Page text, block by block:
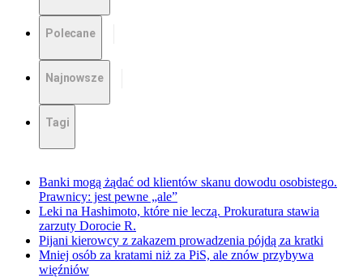
Polecane
Najnowsze
Tagi
Banki mogą żądać od klientów skanu dowodu osobistego.
Prawnicy: jest pewne „ale”
Leki na Hashimoto, które nie leczą. Prokuratura stawia
zarzuty Dorocie R.
Pijani kierowcy z zakazem prowadzenia pójdą za kratki
Mniej osób za kratami niż za PiS, ale znów przybywa
więźniów